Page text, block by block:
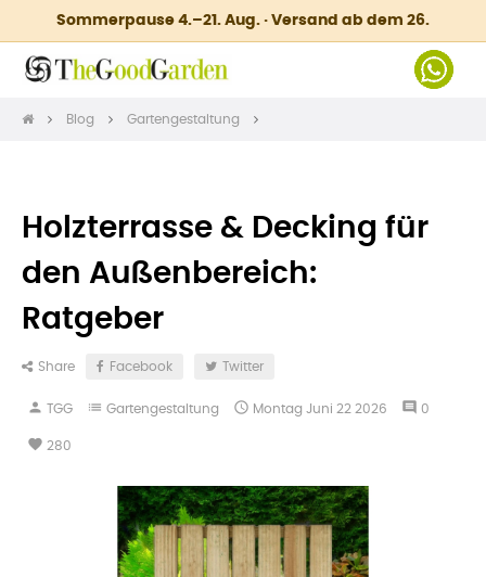
Sommerpause 4.–21. Aug. · Versand ab dem 26.
Blog Gartengestaltung
Holzterrasse & Decking für
den Außenbereich:
Ratgeber
Share Facebook Twitter
person TGG list Gartengestaltung  Montag Juni 22 2026 comment 0
favorite 280